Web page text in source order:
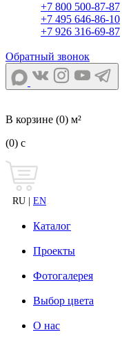
+7 800 500-87-87
+7 495 646-86-10
+7 926 316-69-87
Обратный звонок
В корзине (0) м²
(0) c
RU | EN
Каталог
Проекты
Фотогалерея
Выбор цвета
О нас